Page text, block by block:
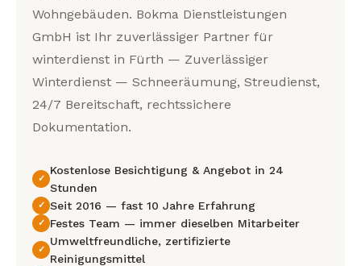
Wohngebäuden. Bokma Dienstleistungen
GmbH ist Ihr zuverlässiger Partner für
winterdienst in Fürth — Zuverlässiger
Winterdienst — Schneeräumung, Streudienst,
24/7 Bereitschaft, rechtssichere
Dokumentation.
Kostenlose Besichtigung & Angebot in 24
Stunden
Seit 2016 — fast 10 Jahre Erfahrung
Festes Team — immer dieselben Mitarbeiter
Umweltfreundliche, zertifizierte
Reinigungsmittel